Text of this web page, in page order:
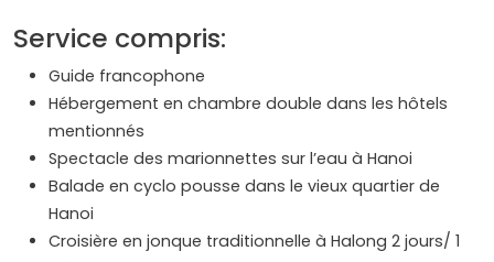
Service compris:
Guide francophone
Hébergement en chambre double dans les hôtels
mentionnés
Spectacle des marionnettes sur l’eau à Hanoi
Balade en cyclo pousse dans le vieux quartier de
Hanoi
Croisière en jonque traditionnelle à Halong 2 jours/ 1